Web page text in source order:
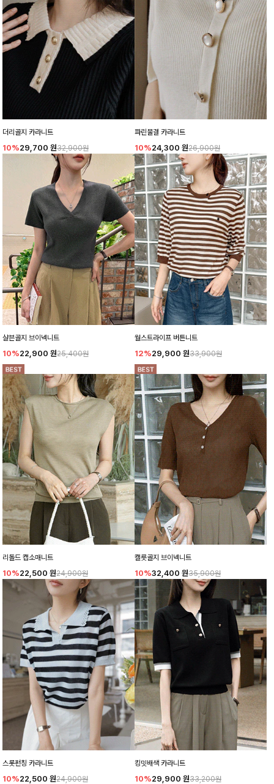
더리골지 카라니트
10%29,700 원32,900원
파린물결 카라니트
10%24,300 원26,900원
샬븐골지 브이넥니트
10%22,900 원25,400원
월스트라이프 버튼니트
12%29,900 원33,900원
리돌드 캡소매니트
10%22,500 원24,900원
캘릇골지 브이넥니트
10%32,400 원35,900원
스롯펀칭 카라니트
10%22,500 원24,900원
킹밋배색 카라니트
10%29,900 원33,200원